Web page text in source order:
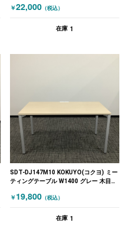
￥22,000 （税込）
在庫 1
SDT-DJ147M10 KOKUYO(コクヨ) ミー
ティングテーブル W1400 グレー 木目
￥ 19,800 （税込）
在庫 1